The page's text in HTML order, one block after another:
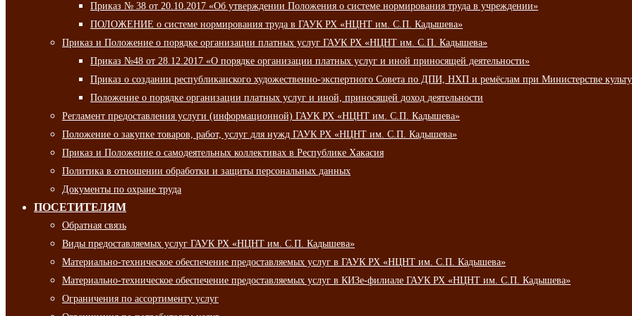
Приказ № 38 от 20.10.2017 «Об утверждении Положения о системе нормирования труда в учреждении»
ПОЛОЖЕНИЕ о системе нормирования труда в ГАУК РХ «НЦНТ им. С.П. Кадышева»
Приказ и Положение о порядке организации платных услуг ГАУК РХ «НЦНТ им. С.П. Кадышева»
Приказ №48 от 28.12.2017 «О порядке организации платных услуг и иной приносящей деятельности»
Приказ о создании республиканского художественно-экспертного Совета по ДПИ, НХП и ремёслам при Министерстве
Положение о порядке организации платных услуг и иной, приносящей доход деятельности
Регламент предоставления услуги (информационной) ГАУК РХ «НЦНТ им. С.П. Кадышева»
Положение о закупке товаров, работ, услуг для нужд ГАУК РХ «НЦНТ им. С.П. Кадышева»
Приказ и Положение о самодеятельных коллективах в Республике Хакасия
Политика в отношении обработки и защиты персональных данных
Документы по охране труда
ПОСЕТИТЕЛЯМ
Обратная связь
Виды предоставляемых услуг ГАУК РХ «НЦНТ им. С.П. Кадышева»
Материально-техническое обеспечение предоставляемых услуг в ГАУК РХ «НЦНТ им. С.П. Кадышева»
Материально-техническое обеспечение предоставляемых услуг в КИЗе-филиале ГАУК РХ «НЦНТ им. С.П. Кадышева»
Ограничения по ассортименту услуг